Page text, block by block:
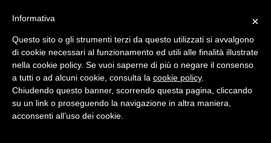
Mobile
Galaxy Note II: Samsung ce
lo mostra in azione in un
filmato
diAlessandro Moretti
×
Informativa
Questo sito o gli strumenti terzi da questo utilizzati si avvalgono
di cookie necessari al funzionamento ed utili alle finalità illustrate
nella cookie policy. Se vuoi saperne di più o negare il consenso
a tutti o ad alcuni cookie, consulta la cookie policy.
Chiudendo questo banner, scorrendo questa pagina, cliccando
su un link o proseguendo la navigazione in altra maniera,
acconsenti all’uso dei cookie.